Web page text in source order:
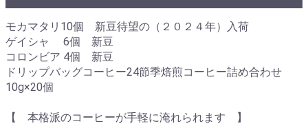
モカマタリ10個 新豆待望の（２０２４年）入荷
ゲイシャ 6個 新豆
コロンビア 4個 新豆
ドリップバッグコーヒー24節季焙煎コーヒー詰め合わせ
10g×20個
【 本格派のコーヒーが手軽に淹れられます 】